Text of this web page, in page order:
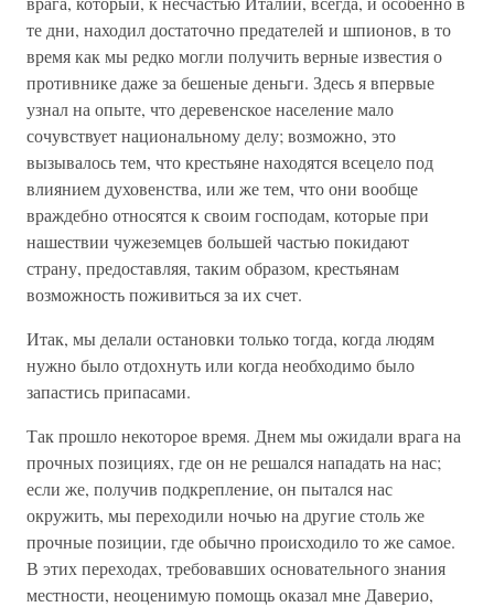
те дни, находил достаточно предателей и шпионов, в то
время как мы редко могли получить верные известия о
противнике даже за бешеные деньги. Здесь я впервые
узнал на опыте, что деревенское население мало
сочувствует национальному делу; возможно, это
вызывалось тем, что крестьяне находятся всецело под
влиянием духовенства, или же тем, что они вообще
враждебно относятся к своим господам, которые при
нашествии чужеземцев большей частью покидают
страну, предоставляя, таким образом, крестьянам
возможность поживиться за их счет.
Итак, мы делали остановки только тогда, когда людям
нужно было отдохнуть или когда необходимо было
запастись припасами.
Так прошло некоторое время. Днем мы ожидали врага на
прочных позициях, где он не решался нападать на нас;
если же, получив подкрепление, он пытался нас
окружить, мы переходили ночью на другие столь же
прочные позиции, где обычно происходило то же самое.
В этих переходах, требовавших основательного знания
местности, неоценимую помощь оказал мне Даверио,